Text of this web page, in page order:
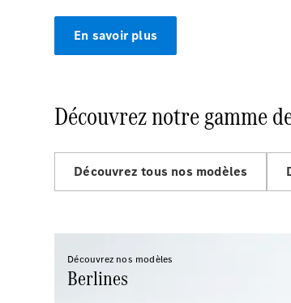
En savoir plus
Découvrez notre gamme
Découvrez tous nos modèles
Découvrez nos modèles
Berlines